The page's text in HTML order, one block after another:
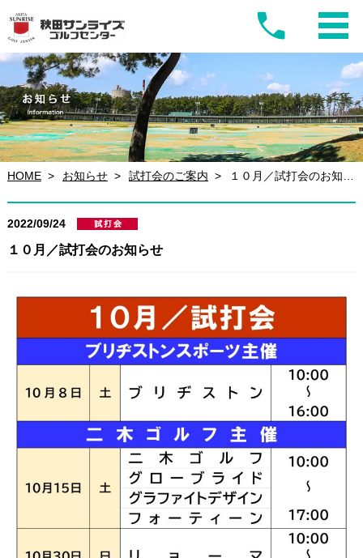
HOME お知らせ 試打会のご案内 １０月／試打会のお知らせ
2022/09/24
１０月／試打会のお知らせ